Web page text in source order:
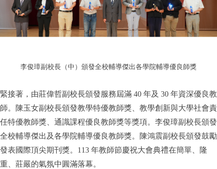
李俊璋副校長（中）頒發全校輔導傑出各學院輔導優良師獎
緊接著，由莊偉哲副校長頒發服務屆滿 40 年及 30 年資深優良教
師。陳玉女副校長頒發教學特優教師獎、教學創新與大學社會責
任特優教師獎、通識課程優良教師獎等獎項。李俊璋副校長頒發
全校輔導傑出及各學院輔導優良教師獎。陳鴻震副校長頒發鼓勵
發表國際頂尖期刊獎。113 年教師節慶祝大會典禮在簡單、隆
重、莊嚴的氣氛中圓滿落幕。